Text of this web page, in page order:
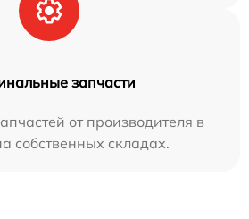
запчасти
от производителя в
собственных складах.